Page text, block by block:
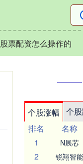
股票配资怎么操作的
个股涨幅 个
排名
名称
1
N展芯
2 锐翔智能